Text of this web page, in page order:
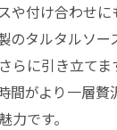
や付け合わせ
のタルタルソー
らに引き立てま
間がより一層
力です。